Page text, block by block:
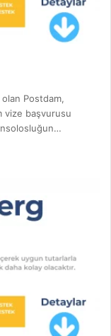
Postdam,
vize başvurusu